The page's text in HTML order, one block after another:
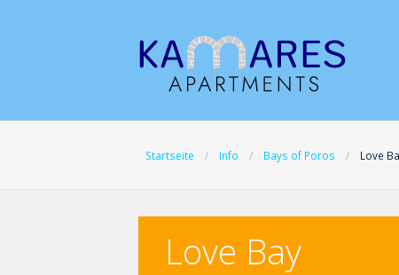
Startseite Info Bays of Poros Love
Love Bay